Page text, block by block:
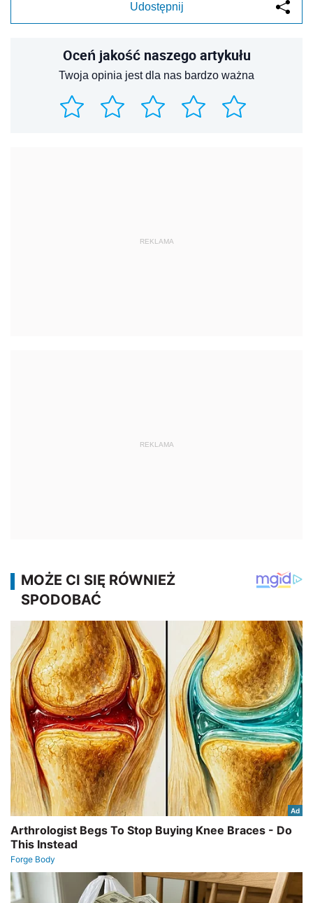
Udostępnij
Oceń jakość naszego artykułu
Twoja opinia jest dla nas bardzo ważna
REKLAMA
REKLAMA